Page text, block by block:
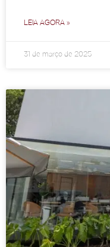
LEIA AGORA »
31 de março de 2025